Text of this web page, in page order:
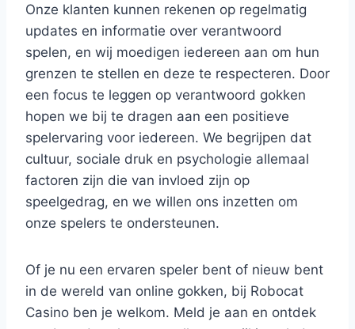
Onze klanten kunnen rekenen op regelmatig
updates en informatie over verantwoord
spelen, en wij moedigen iedereen aan om hun
grenzen te stellen en deze te respecteren. Door
een focus te leggen op verantwoord gokken
hopen we bij te dragen aan een positieve
spelervaring voor iedereen. We begrijpen dat
cultuur, sociale druk en psychologie allemaal
factoren zijn die van invloed zijn op
speelgedrag, en we willen ons inzetten om
onze spelers te ondersteunen.
Of je nu een ervaren speler bent of nieuw bent
in de wereld van online gokken, bij Robocat
Casino ben je welkom. Meld je aan en ontdek